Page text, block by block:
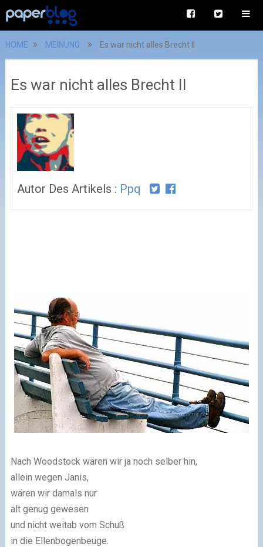
HOME MEINUNG Es war nicht alles Brecht II
Es war nicht alles Brecht II
Autor Des Artikels : Ppq
Nach Woodstock wären wir ja noch selber hin,
allein wegen Janis,
wären wir damals nur
alt genug gewesen
und nicht weitab vom Schuß
in die Ellenbogenbeuge.